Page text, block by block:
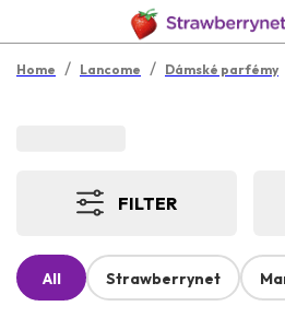
Home / Lancome / Dámské parfémy
FILTER
All Strawberrynet